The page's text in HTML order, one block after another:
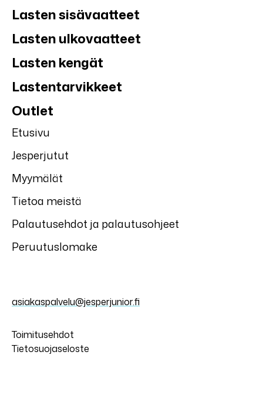
Lasten sisävaatteet
Lasten ulkovaatteet
Lasten kengät
Lastentarvikkeet
Outlet
Etusivu
Jesperjutut
Myymälät
Tietoa meistä
Palautusehdot ja palautusohjeet
Peruutuslomake
asiakaspalvelu@jesperjunior.fi
Toimitusehdot
Tietosuojaseloste